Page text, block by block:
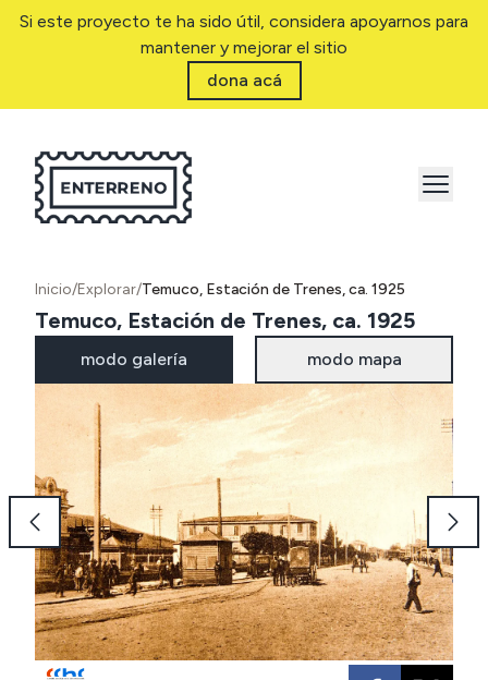
Si este proyecto te ha sido útil, considera apoyarnos para
mantener y mejorar el sitio
dona acá
Inicio/Explorar/Temuco, Estación de Trenes, ca. 1925
Temuco, Estación de Trenes, ca. 1925
modo galería modo mapa